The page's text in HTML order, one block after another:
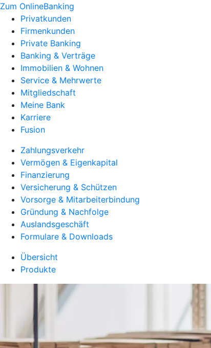
Zum OnlineBanking
Privatkunden
Firmenkunden
Private Banking
Banking & Verträge
Immobilien & Wohnen
Service & Mehrwerte
Mitgliedschaft
Meine Bank
Karriere
Fusion
Zahlungsverkehr
Vermögen & Eigenkapital
Finanzierung
Versicherung & Schützen
Vorsorge & Mitarbeiterbindung
Gründung & Nachfolge
Auslandsgeschäft
Formulare & Downloads
Übersicht
Produkte